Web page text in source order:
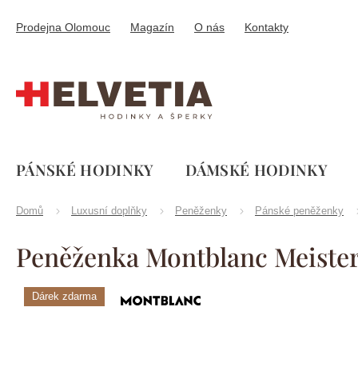
obsah
Prodejna Olomouc Magazín O nás Kontakty
PÁNSKÉ HODINKY DÁMSKÉ HODINKY
Domů Luxusní doplňky Peněženky Pánské peněženky
Peněženka Montblanc
Dárek zdarma Značka:Montblanc